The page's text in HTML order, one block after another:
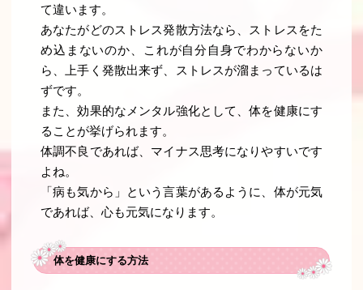
て違います。
あなたがどのストレス発散方法なら、ストレスをた
め込まないのか、これが自分自身でわからないか
ら、上手く発散出来ず、ストレスが溜まっているは
ずです。
また、効果的なメンタル強化として、体を健康にす
ることが挙げられます。
体調不良であれば、マイナス思考になりやすいです
よね。
「病も気から」という言葉があるように、体が元気
であれば、心も元気になります。
体を健康にする方法